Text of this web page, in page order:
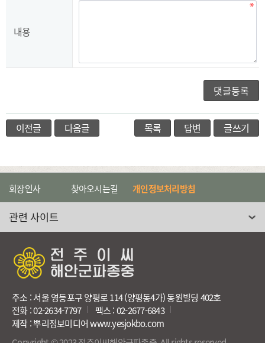
내용
이전글 다음글 목록 답변 글쓰기
회장인사 찾아오시는길 개인정보처리방침
관련 사이트 선택
주소 : 서울 영등포구 양평로 114 (양평동4가) 동원빌딩 402호
전화 : 02-2634-7797
팩스 : 02-2677-6843
제작 : 뿌리정보미디어 www.yesjokbo.com